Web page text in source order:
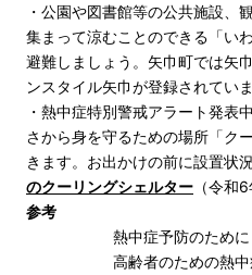
・公園や図書館等の公共施設、
集まって涼むことのできる「い
避難しましょう。矢巾町では矢
ンスタイル矢巾が登録されていま
・熱中症特別警戒アラート発表
さから身を守るための場所「ク
きます。お出かけの前に設置状
のクーリングシェルター （令和
参考
熱中症予防のために
高齢者のための熱